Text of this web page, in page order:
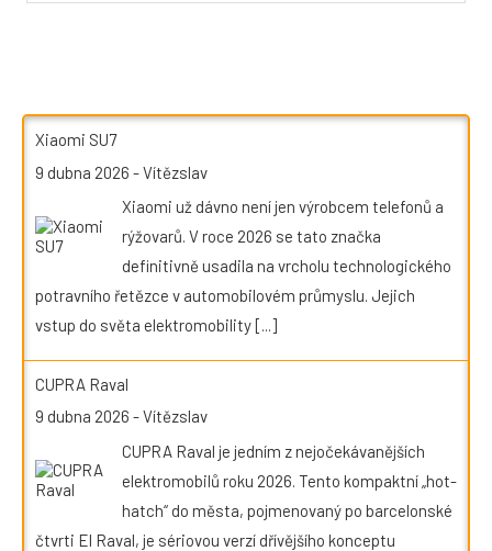
Xiaomi SU7
9 dubna 2026 -Vítězslav
Xiaomi už dávno není jen výrobcem telefonů a
rýžovarů. V roce 2026 se tato značka
definitivně usadila na vrcholu technologického
potravního řetězce v automobilovém průmyslu. Jejich
vstup do světa elektromobility[...]
CUPRA Raval
9 dubna 2026 -Vítězslav
CUPRA Raval je jedním z nejočekávanějších
elektromobilů roku 2026. Tento kompaktní „hot-
hatch“ do města, pojmenovaný po barcelonské
čtvrti El Raval, je sériovou verzí dřívějšího konceptu